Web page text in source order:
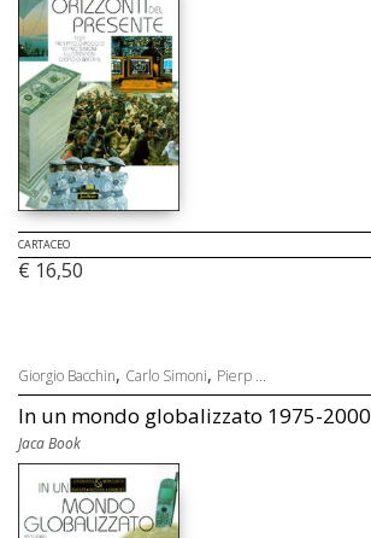
CARTACEO
€ 16,50
Giorgio Bacchin, Carlo Simoni, Pierp ...
In un mondo globalizzato 1975-2000
Jaca Book